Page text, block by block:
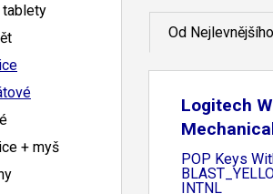
tablety
+ myš
Od Nejlevnějšího
Logitech
POP Keys
INTNL